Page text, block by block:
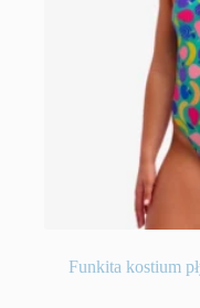
Funkita kostium